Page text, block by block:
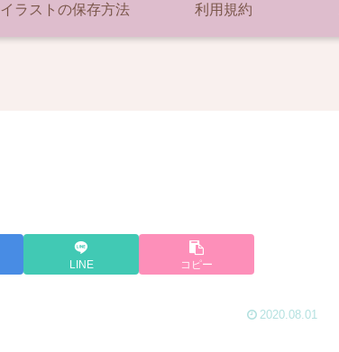
イラストの保存方法 利用規約
LINE コピー
2020.08.01